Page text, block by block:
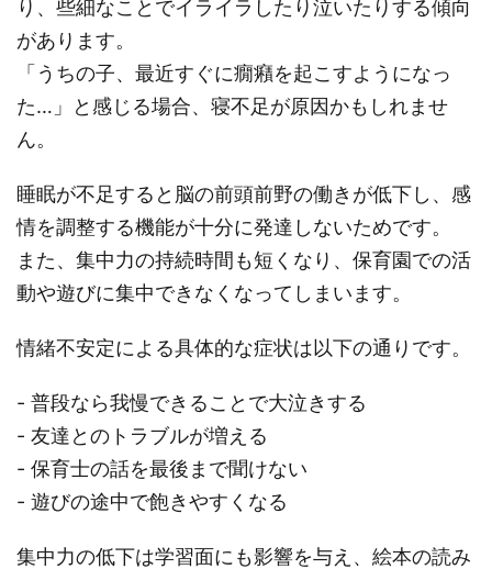
り、些細なことでイライラしたり泣いたりする傾向
があります。
「うちの子、最近すぐに癇癪を起こすようになっ
た…」と感じる場合、寝不足が原因かもしれませ
ん。
睡眠が不足すると脳の前頭前野の働きが低下し、感
情を調整する機能が十分に発達しないためです。
また、集中力の持続時間も短くなり、保育園での活
動や遊びに集中できなくなってしまいます。
情緒不安定による具体的な症状は以下の通りです。
- 普段なら我慢できることで大泣きする
- 友達とのトラブルが増える
- 保育士の話を最後まで聞けない
- 遊びの途中で飽きやすくなる
集中力の低下は学習面にも影響を与え、絵本の読み